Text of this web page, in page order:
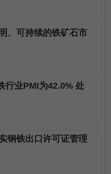
、可持续的铁矿石市
行业PMI为42.0% 处
钢铁出口许可证管理